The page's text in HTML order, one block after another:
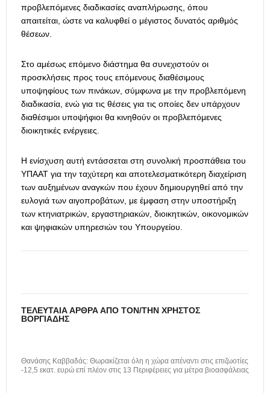
προβλεπόμενες διαδικασίες αναπλήρωσης, όπου
απαιτείται, ώστε να καλυφθεί ο μέγιστος δυνατός αριθμός
θέσεων.
Στο αμέσως επόμενο διάστημα θα συνεχιστούν οι
προσκλήσεις προς τους επόμενους διαθέσιμους
υποψηφίους των πινάκων, σύμφωνα με την προβλεπόμενη
διαδικασία, ενώ για τις θέσεις για τις οποίες δεν υπάρχουν
διαθέσιμοι υποψήφιοι θα κινηθούν οι προβλεπόμενες
διοικητικές ενέργειες.
Η ενίσχυση αυτή εντάσσεται στη συνολική προσπάθεια του
ΥΠΑΑΤ για την ταχύτερη και αποτελεσματικότερη διαχείριση
των αυξημένων αναγκών που έχουν δημιουργηθεί από την
ευλογιά των αιγοπροβάτων, με έμφαση στην υποστήριξη
των κτηνιατρικών, εργαστηριακών, διοικητικών, οικονομικών
και ψηφιακών υπηρεσιών του Υπουργείου.
ΤΕΛΕΥΤΑΊΑ ΆΡΘΡΑ ΑΠΌ ΤΟΝ/ΤΗΝ ΧΡΉΣΤΟΣ
ΒΟΡΓΙΆΔΗΣ
Θανάσης Καββαδάς: Θωρακίζεται όλη η χώρα απέναντι στις επιζωοτίες
-12,5 εκατ. ευρώ επί πλέον στις 13 Περιφέρειες για μέτρα βιοασφάλειας